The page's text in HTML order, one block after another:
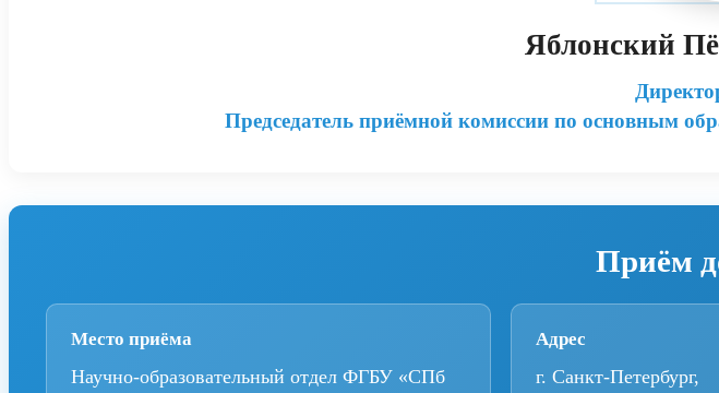
Яблонский
Председатель приёмной комиссии по основным
Приём
Место приёма
Научно-образовательный отдел ФГБУ «СПб
Адрес
г. Санкт-Петербург,